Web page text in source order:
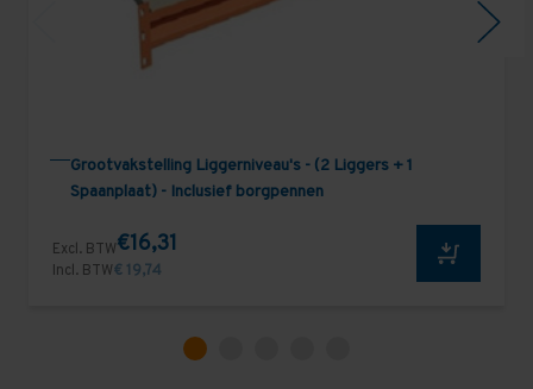
Grootvakstelling Liggerniveau's - (2 Liggers + 1
Spaanplaat) - Inclusief borgpennen
Excl. BTW€16,31
Incl. BTW€ 19,74